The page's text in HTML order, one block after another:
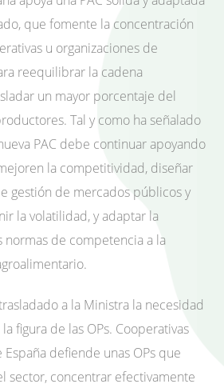
que fomente la concentración
u organizaciones de
reequilibrar la cadena
un mayor porcentaje del
Tal y como ha señalado
PAC debe continuar apoyando
la competitividad, diseñar
gestión de mercados públicos y
la volatilidad, y adaptar la
de competencia a la
a la Ministra la necesidad
figura de las OPs. Cooperativas
defiende unas OPs que
sector, concentrar efectivamente